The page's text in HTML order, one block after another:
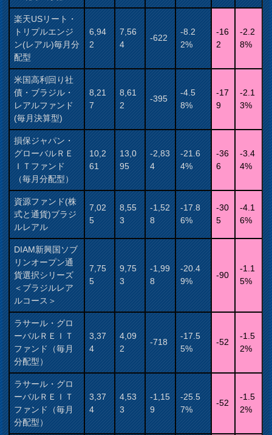
楽天USリート・
トリプルエンジ
ン(レアル)毎月分
配型
6,94
2
7,56
4
-622
-8.2
2%
-16
2
-2.2
8%
米国高利回り社
債・ブラジル・
レアルファンド
(毎月決算型)
8,21
7
8,61
2
-395
-4.5
8%
-17
9
-2.1
3%
損保ジャパン・
グローバルＲＥ
ＩＴファンド
（毎月分配型）
10,2
61
13,0
95
-2,83
4
-21.6
4%
-36
6
-3.4
4%
資源ファンド(株
式と通貨)ブラジ
ルレアル
7,02
5
8,55
3
-1,52
8
-17.8
6%
-30
5
-4.1
6%
DIAM新興国ソブ
リンオープン通
貨選択シリーズ
＜ブラジルレア
ルコース＞
7,75
5
9,75
3
-1,99
8
-20.4
9%
-90
-1.1
5%
ラサール・グロ
ーバルＲＥＩＴ
ファンド（毎月
分配型）
3,37
4
4,09
2
-718
-17.5
5%
-52
-1.5
2%
ラサール・グロ
ーバルＲＥＩＴ
ファンド（毎月
分配型）
3,37
4
4,53
3
-1,15
9
-25.5
7%
-52
-1.5
2%